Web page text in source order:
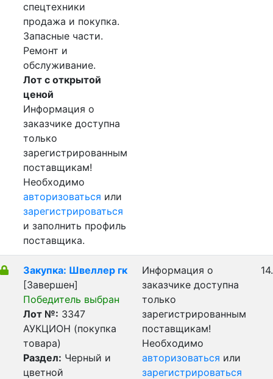
спецтехники
продажа и покупка.
Запасные части.
Ремонт и
обслуживание.
Лот с открытой
ценой
Информация о
заказчике доступна
только
зарегистрированным
поставщикам!
Необходимо
авторизоваться или
зарегистрироваться
и заполнить профиль
поставщика.
Закупка: Швеллер гк
[Завершен]
Победитель выбран
Лот №: 3347
АУКЦИОН (покупка
товара)
Раздел: Черный и
цветной
Информация о
заказчике доступна
только
зарегистрированным
поставщикам!
Необходимо
авторизоваться или
зарегистрироваться